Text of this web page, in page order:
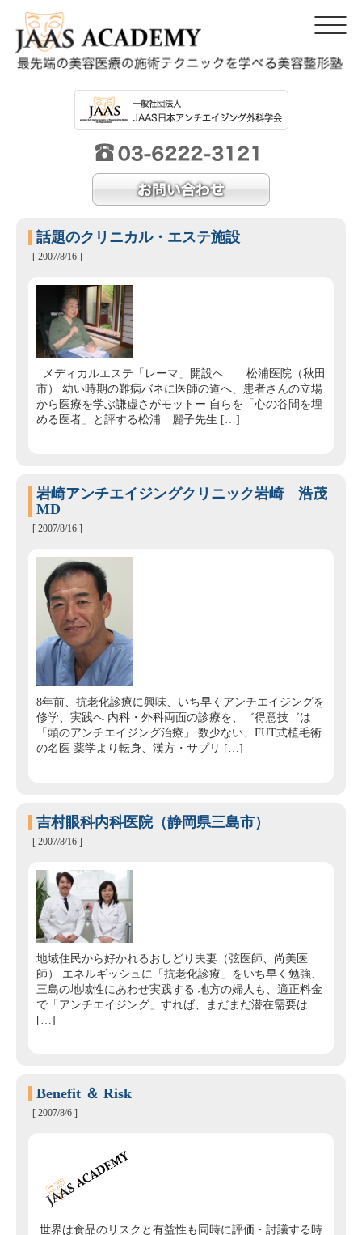
話題のクリニカル・エステ施設
[ 2007/8/16 ]
メディカルエステ「レーマ」開設へ 松浦医院（秋田
市） 幼い時期の難病バネに医師の道へ、患者さんの立場
から医療を学ぶ謙虚さがモットー 自らを「心の谷間を埋
める医者」と評する松浦 麗子先生 […]
岩崎アンチエイジングクリニック岩崎 浩茂
MD
[ 2007/8/16 ]
8年前、抗老化診療に興味、いち早くアンチエイジングを
修学、実践へ 内科・外科両面の診療を、゛得意技゛は
「頭のアンチエイジング治療」 数少ない、FUT式植毛術
の名医 薬学より転身、漢方・サプリ […]
吉村眼科内科医院（静岡県三島市）
[ 2007/8/16 ]
地域住民から好かれるおしどり夫妻（弦医師、尚美医
師） エネルギッシュに「抗老化診療」をいち早く勉強、
三島の地域性にあわせ実践する 地方の婦人も、適正料金
で「アンチエイジング」すれば、まだまだ潜在需要は
[…]
Benefit ＆ Risk
[ 2007/8/6 ]
世界は食品のリスクと有益性も同時に評価・討議する時